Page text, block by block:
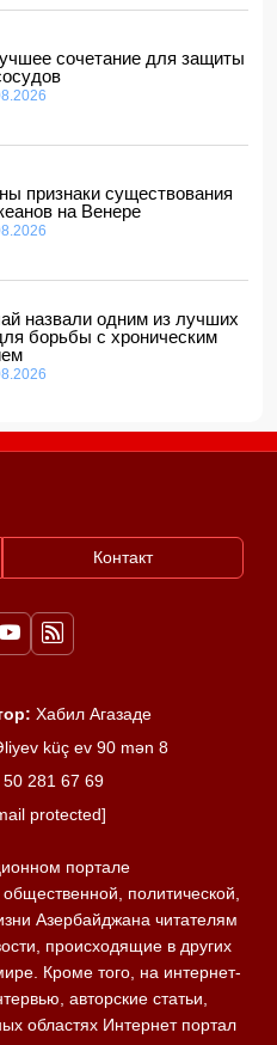
сочетание для защиты
признаки существования
на Венере
назвали одним из лучших
борьбы с хроническим
Контакт
Хабил Агазаде
küç ev 90 mən 8
50 281 67 69
protected]
портале
политической,
Азербайджана читателям
происходящие в других
Кроме того, на интернет-
авторские статьи,
областях Интернет портал